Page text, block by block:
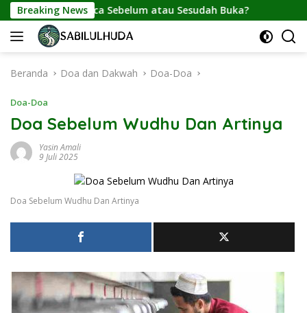
Langsung
ke
konten
Breaking News
Dibaca Sebelum atau Sesudah Buka?
Beranda Doa dan Dakwah Doa-Doa
Doa-Doa
Doa Sebelum Wudhu Dan Artinya
Yasin Amali
9 Juli 2025
Doa Sebelum Wudhu Dan Artinya